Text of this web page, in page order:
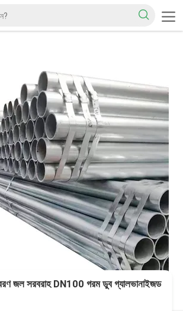
জল সরবরাহ DN100 গরম ডুব গ্যালভানাইজড